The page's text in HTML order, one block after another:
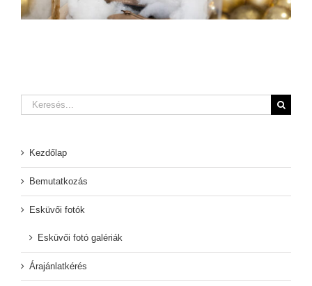
Keresés...
Kezdőlap
Bemutatkozás
Esküvői fotók
Esküvői fotó galériák
Árajánlatkérés